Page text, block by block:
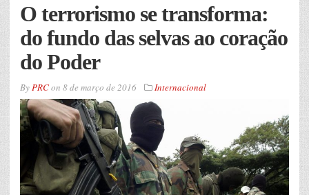
O terrorismo se transforma:
do fundo das selvas ao coração
do Poder
By PRCon 8 de março de 2016 Internacional